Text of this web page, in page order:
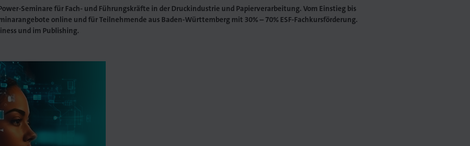
Seminare für Fach- und Führungskräfte in der Druckindustrie und Papierverarbeitung. Vom Einstieg bis
online und für Teilnehmende aus Baden-Württemberg mit 30% – 70% ESF-Fachkursförderung.
und im Publishing.